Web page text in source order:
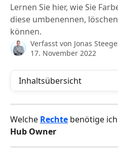
Lernen Sie hier, wie Sie
diese umbenennen,
können.
Verfasst von Jonas
17. November 2022
Inhaltsübersicht
Welche Rechte benötige
Hub Owner